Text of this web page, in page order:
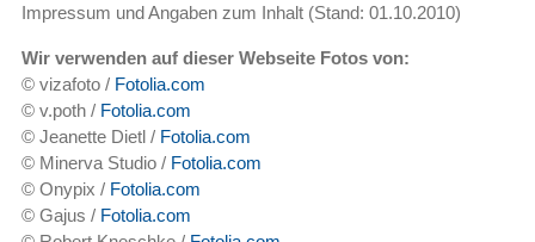
Impressum und Angaben zum Inhalt (Stand: 01.10.2010)
Wir verwenden auf dieser Webseite Fotos von:
© vizafoto / Fotolia.com
© v.poth / Fotolia.com
© Jeanette Dietl / Fotolia.com
© Minerva Studio / Fotolia.com
© Onypix / Fotolia.com
© Gajus / Fotolia.com